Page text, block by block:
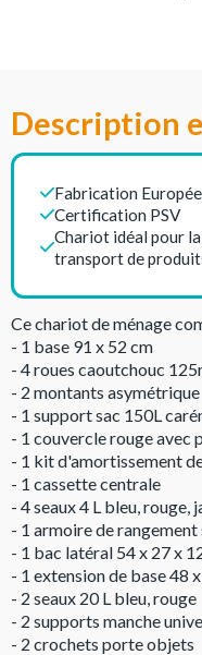
Description
Fabrication
Certification PSV
Chariot idéal pour
transport de
Ce chariot de ménage
- 1 base 91 x 52 cm
- 4 roues caoutchouc
- 2 montants asymétrique
- 1 support sac 150L
- 1 couvercle rouge avec
- 1 kit d'amortissement
- 1 cassette centrale
- 4 seaux 4 L bleu, rouge,
- 1 armoire de rangement
- 1 bac latéral 54 x 27 x
- 1 extension de base 48
- 2 seaux 20 L bleu, rouge
- 2 supports manche
- 2 crochets porte objets